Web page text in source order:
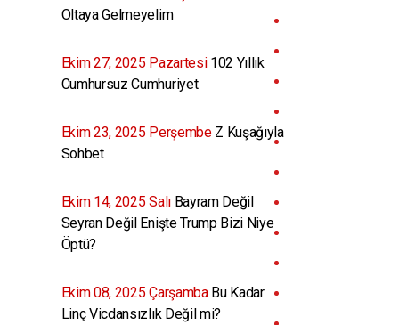
Oltaya Gelmeyelim
Ekim 27, 2025 Pazartesi102 Yıllık
Cumhursuz Cumhuriyet
Ekim 23, 2025 PerşembeZ Kuşağıyla
Sohbet
Ekim 14, 2025 SalıBayram Değil
Seyran Değil Enişte Trump Bizi Niye
Öptü?
Ekim 08, 2025 ÇarşambaBu Kadar
Linç Vicdansızlık Değil mi?